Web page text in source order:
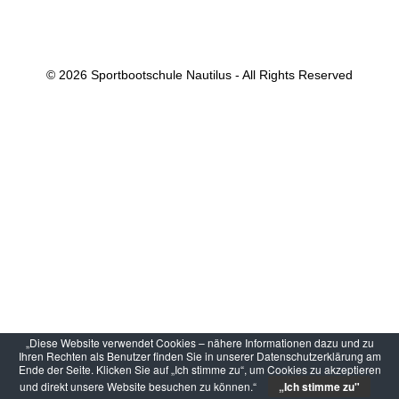
© 2026 Sportbootschule Nautilus - All Rights Reserved
„Diese Website verwendet Cookies – nähere Informationen dazu und zu
Ihren Rechten als Benutzer finden Sie in unserer Datenschutzerklärung am
Ende der Seite. Klicken Sie auf „Ich stimme zu“, um Cookies zu akzeptieren
und direkt unsere Website besuchen zu können.“
„Ich stimme zu"